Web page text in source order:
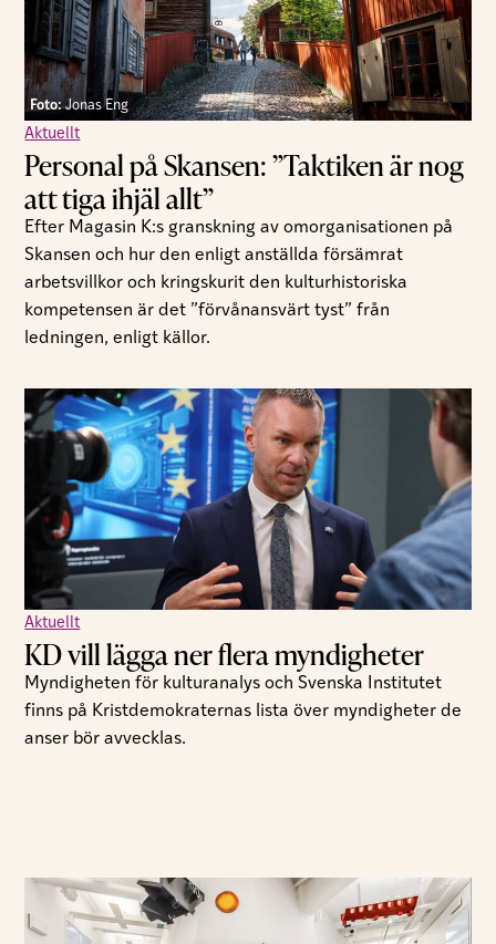
Foto:Jonas Eng
Aktuellt
Personal på Skansen: ”Taktiken är nog
att tiga ihjäl allt”
Efter Magasin K:s granskning av omorganisationen på
Skansen och hur den enligt anställda försämrat
arbetsvillkor och kringskurit den kulturhistoriska
kompetensen är det ”förvånansvärt tyst” från
ledningen, enligt källor.
Aktuellt
KD vill lägga ner flera myndigheter
Myndigheten för kulturanalys och Svenska Institutet
finns på Kristdemokraternas lista över myndigheter de
anser bör avvecklas.